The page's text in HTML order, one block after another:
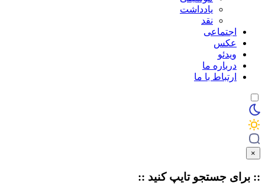
یادداشت
نقد
اجتماعی
عکس
ویدئو
درباره ما
ارتباط با ما
×
:: برای جستجو تایپکنید ::